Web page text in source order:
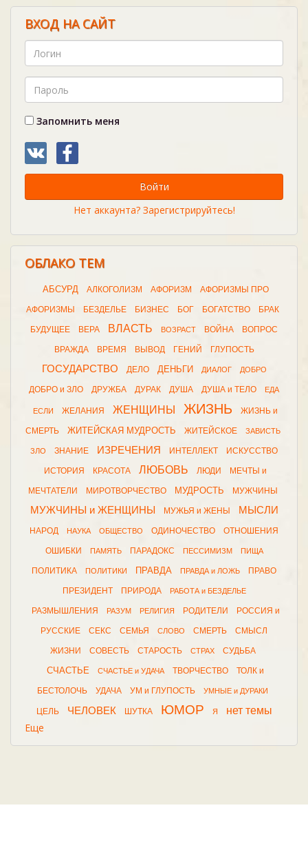
ВХОД НА САЙТ
Запомнить меня
Войти
Нет аккаунта? Зарегистрируйтесь!
ОБЛАКО ТЕМ
АБСУРД АЛКОГОЛИЗМ АФОРИЗМ АФОРИЗМЫ ПРО
АФОРИЗМЫ БЕЗДЕЛЬЕ БИЗНЕС БОГ БОГАТСТВО БРАК
БУДУЩЕЕ ВЕРА ВЛАСТЬ ВОЗРАСТ ВОЙНА ВОПРОС
ВРАЖДА ВРЕМЯ ВЫВОД ГЕНИЙ ГЛУПОСТЬ
ГОСУДАРСТВО ДЕЛО ДЕНЬГИ ДИАЛОГ ДОБРО
ДОБРО и ЗЛО ДРУЖБА ДУРАК ДУША ДУША и ТЕЛО ЕДА
ЕСЛИ ЖЕЛАНИЯ ЖЕНЩИНЫ ЖИЗНЬ ЖИЗНЬ и
СМЕРТЬ ЖИТЕЙСКАЯ МУДРОСТЬ ЖИТЕЙСКОЕ ЗАВИСТЬ
ЗЛО ЗНАНИЕ ИЗРЕЧЕНИЯ ИНТЕЛЛЕКТ ИСКУССТВО
ИСТОРИЯ КРАСОТА ЛЮБОВЬ ЛЮДИ МЕЧТЫ и
МЕЧТАТЕЛИ МИРОТВОРЧЕСТВО МУДРОСТЬ МУЖЧИНЫ
МУЖЧИНЫ и ЖЕНЩИНЫ МУЖЬЯ и ЖЕНЫ МЫСЛИ
НАРОД НАУКА ОБЩЕСТВО ОДИНОЧЕСТВО ОТНОШЕНИЯ
ОШИБКИ ПАМЯТЬ ПАРАДОКС ПЕССИМИЗМ ПИЩА
ПОЛИТИКА ПОЛИТИКИ ПРАВДА ПРАВДА и ЛОЖЬ ПРАВО
ПРЕЗИДЕНТ ПРИРОДА РАБОТА и БЕЗДЕЛЬЕ
РАЗМЫШЛЕНИЯ РАЗУМ РЕЛИГИЯ РОДИТЕЛИ РОССИЯ и
РУССКИЕ СЕКС СЕМЬЯ СЛОВО СМЕРТЬ СМЫСЛ
ЖИЗНИ СОВЕСТЬ СТАРОСТЬ СТРАХ СУДЬБА
СЧАСТЬЕ СЧАСТЬЕ и УДАЧА ТВОРЧЕСТВО ТОЛК и
БЕСТОЛОЧЬ УДАЧА УМ и ГЛУПОСТЬ УМНЫЕ и ДУРАКИ
ЦЕЛЬ ЧЕЛОВЕК ШУТКА ЮМОР Я нет темы
Еще